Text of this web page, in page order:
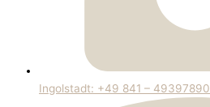
Ingolstadt: +49 841 – 49397890